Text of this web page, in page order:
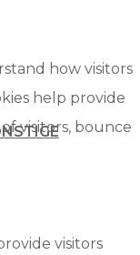
how visitors
help provide
visitors, bounce
visitors